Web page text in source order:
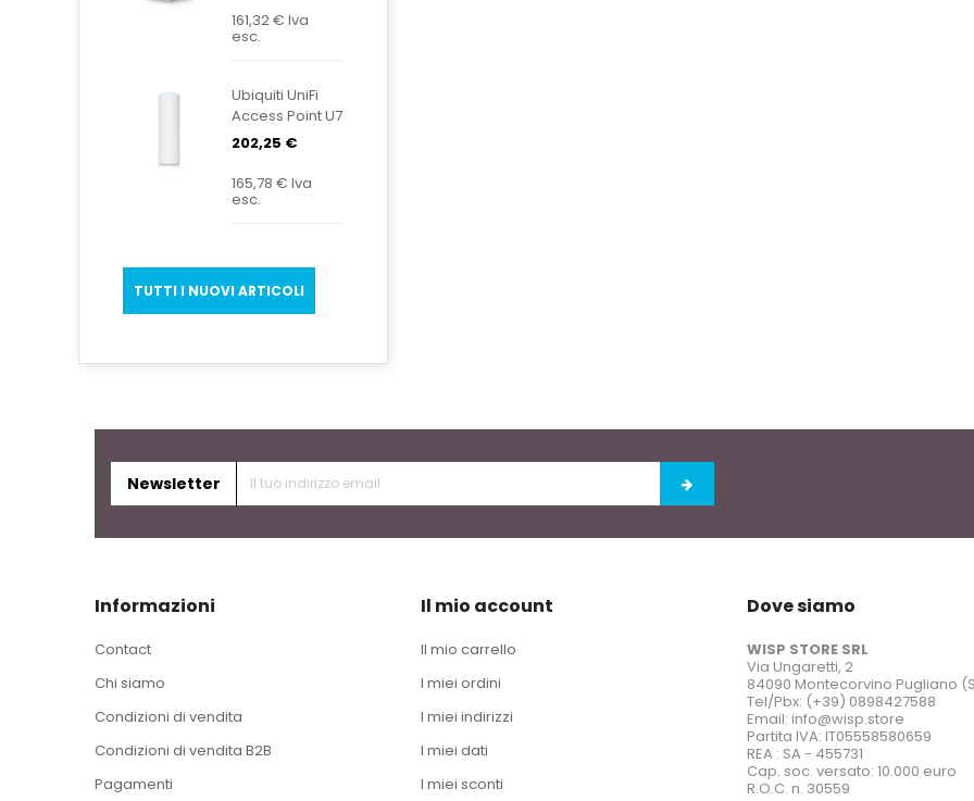
161,32 € Iva
esc.
Ubiquiti UniFi
Access Point U7
Mesh U7-Mesh
202,25 €
165,78 € Iva
esc.
TUTTI I NUOVI ARTICOLI
Newsletter
Informazioni
Contact
Chi siamo
Condizioni di vendita
Condizioni di vendita B2B
Pagamenti
Il mio account
Il mio carrello
I miei ordini
I miei indirizzi
I miei dati
I miei sconti
Dove siamo
WISP STORE SRL
Via Ungaretti, 2
84090 Montecorvino Pugliano
Tel/Pbx: (+39) 0898427588
Email: info@wisp.store
Partita IVA: IT05558580659
REA : SA - 455731
Cap. soc. versato: 10.000 euro
R.O.C. n. 30559